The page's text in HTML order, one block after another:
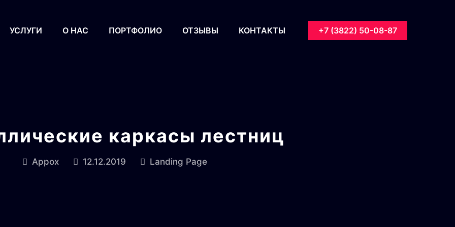
УСЛУГИ О НАС ПОРТФОЛИО ОТЗЫВЫ КОНТАКТЫ +7 (3822) 50-08-87
каркасы лестниц
Appox 12.12.2019 Landing Page